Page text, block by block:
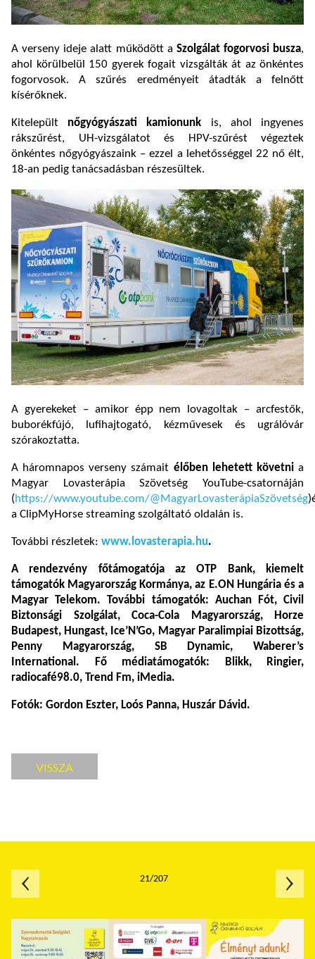
A verseny ideje alatt működött a Szolgálat fogorvosi busza,
ahol körülbelül 150 gyerek fogait vizsgálták át az önkéntes
fogorvosok. A szűrés eredményeit átadták a felnőtt
kísérőknek.
Kitelepült nőgyógyászati kamionunk is, ahol ingyenes
rákszűrést, UH-vizsgálatot és HPV-szűrést végeztek
önkéntes nőgyógyászaink – ezzel a lehetősséggel 22 nő élt,
18-an pedig tanácsadásban részesültek.
A gyerekeket – amikor épp nem lovagoltak – arcfestők,
buborékfújó, lufihajtogató, kézművesek és ugrálóvár
szórakoztatta.
A háromnapos verseny számait élőben lehetett követnia
Magyar Lovasterápia Szövetség YouTube-csatornáján
(https://www.youtube.com/@MagyarLovasterápiaSzövetség
a ClipMyHorse streaming szolgáltató oldalán is.
További részletek: www.lovasterapia.hu.
A rendezvény főtámogatója az OTP Bank, kiemelt
támogatók Magyarország Kormánya, az E.ON Hungária és a
Magyar Telekom. További támogatók: Auchan Fót, Civil
Biztonsági Szolgálat, Coca-Cola Magyarország, Horze
Budapest, Hungast, Ice’N’Go, Magyar Paralimpiai Bizottság,
Penny Magyarország, SB Dynamic, Waberer’s
International. Fő médiatámogatók: Blikk, Ringier,
radiocafé98.0, Trend Fm, iMedia.
Fotók: Gordon Eszter, Loós Panna, Huszár Dávid.
VISSZA
21/207